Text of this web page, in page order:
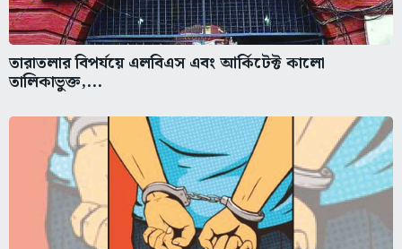
তারাতলার বিপর্যয়ে এলবিএস এবং আর্কিটেক্ট কালো
তালিকাভুক্ত,...